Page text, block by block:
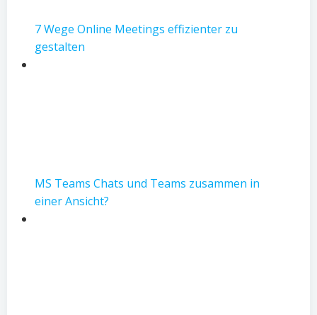
7 Wege Online Meetings effizienter zu
gestalten
MS Teams Chats und Teams zusammen in
einer Ansicht?